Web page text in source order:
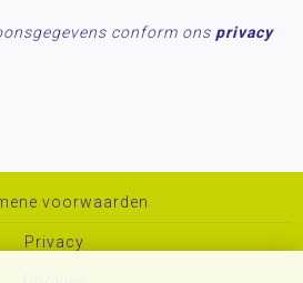
conform ons privacy
voorwaarden
Privacy